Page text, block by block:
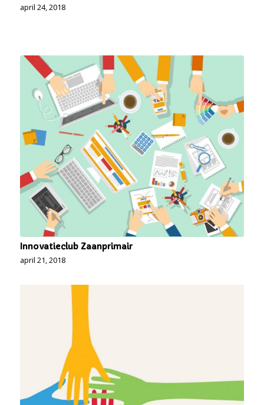
april 24, 2018
Innovatieclub Zaanprimair
april 21, 2018